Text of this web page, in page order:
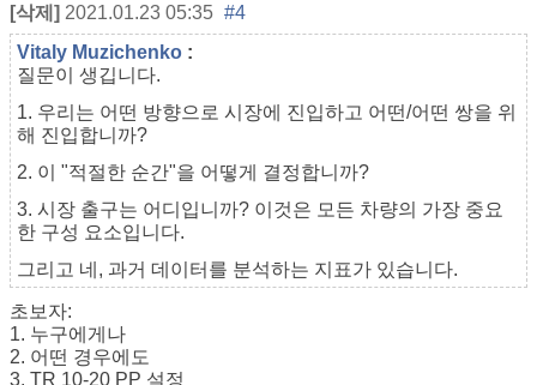
[삭제] 2021.01.23 05:35 #4
Vitaly Muzichenko :
질문이 생깁니다.
1. 우리는 어떤 방향으로 시장에 진입하고 어떤/어떤 쌍을 위
해 진입합니까?
2. 이 "적절한 순간"을 어떻게 결정합니까?
3. 시장 출구는 어디입니까? 이것은 모든 차량의 가장 중요
한 구성 요소입니다.
그리고 네, 과거 데이터를 분석하는 지표가 있습니다.
초보자:
1. 누구에게나
2. 어떤 경우에도
3. TR 10-20 PP 설정